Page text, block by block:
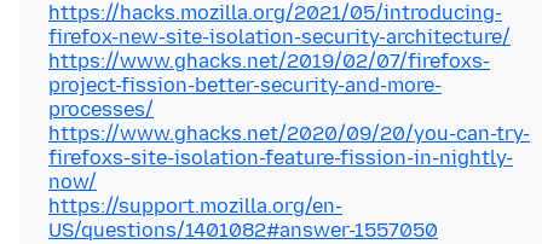
https://hacks.mozilla.org/2021/05/introducing-
firefox-new-site-isolation-security-architecture/
https://www.ghacks.net/2019/02/07/firefoxs-
project-fission-better-security-and-more-
processes/
https://www.ghacks.net/2020/09/20/you-can-try-
firefoxs-site-isolation-feature-fission-in-nightly-
now/
https://support.mozilla.org/en-
US/questions/1401082#answer-1557050